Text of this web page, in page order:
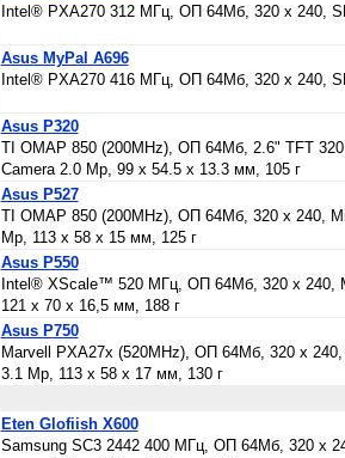
Intel® PXA270 312 МГц, ОП 64Мб, 320 х 240,
Asus MyPal A696
Intel® PXA270 416 МГц, ОП 64Мб, 320 х 240,
Asus P320
TI OMAP 850 (200MHz), ОП 64Мб, 2.6" TFT
Camera 2.0 Mp, 99 x 54.5 x 13.3 мм, 105 г
Asus P527
TI OMAP 850 (200MHz), ОП 64Мб, 320 х 240,
Mp, 113 x 58 x 15 мм, 125 г
Asus P550
Intel® XScale™ 520 МГц, ОП 64Мб, 320 х 240,
121 x 70 x 16,5 мм, 188 г
Asus P750
Marvell PXA27x (520MHz), ОП 64Мб, 320 х
3.1 Mp, 113 x 58 x 17 мм, 130 г
Eten Glofiish X600
Samsung SC3 2442 400 МГц, ОП 64Мб, 320 х